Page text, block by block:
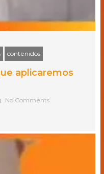
contenidos
aplicaremos
No Comments